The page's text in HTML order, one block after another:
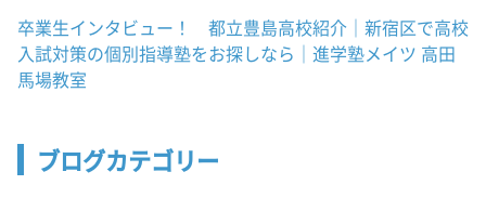
卒業生インタビュー！ 都立豊島高校紹介｜新宿区で高校
入試対策の個別指導塾をお探しなら｜進学塾メイツ 高田
馬場教室
ブログカテゴリー